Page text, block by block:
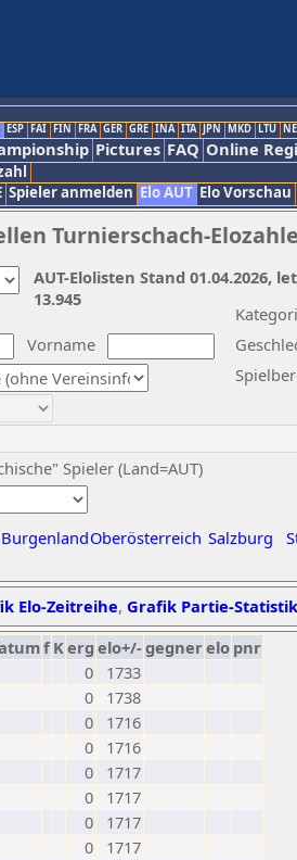
ESP FAI FIN FRA GER GRE INA ITA JPN MKD LTU
Pictures FAQ Online
Spieler anmelden Elo AUT Elo Vorschau
Turnierschach-
Vorname
Spieler (Land=AUT)
BurgenlandOberösterreich Salzburg
AUT-Elolisten Stand 01.04.2026,
13.945
Elo-Zeitreihe, Grafik Partie-Statistik
f Kerg elo+/-gegnerelo pnr
0
1733
0
1738
0
1716
0
1716
0
1717
0
1717
0
1717
0
1717